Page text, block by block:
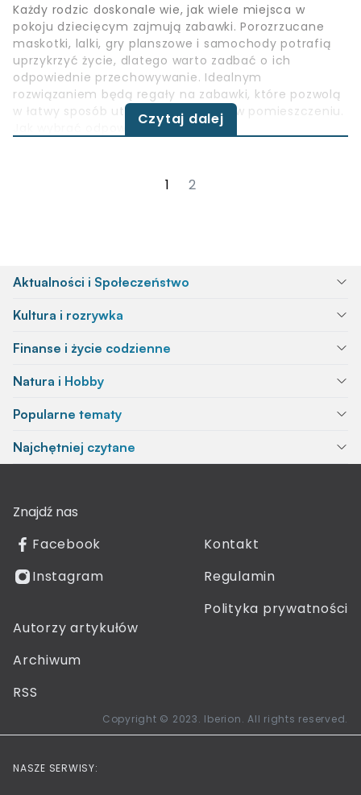
Każdy rodzic doskonale wie, jak wiele miejsca w
pokoju dziecięcym zajmują zabawki. Porozrzucane
maskotki, lalki, gry planszowe i samochody potrafią
uprzykrzyć życie, dlatego warto zadbać o ich
odpowiednie przechowywanie. Idealnym
rozwiązaniem będą regały na zabawki, które pozwolą
w łatwy sposób utrzymać porządek w pomieszczeniu.
Jak wybrać odpowiedni mebel?
Czytaj dalej
1 2
Aktualności i Społeczeństwo
Kultura i rozrywka
Finanse i życie codzienne
Natura i Hobby
Popularne tematy
Najchętniej czytane
Znajdź nas
Facebook
Instagram
Kontakt
Regulamin
Polityka prywatności
Autorzy artykułów
Archiwum
RSS
Copyright © 2023. Iberion. All rights reserved.
NASZE SERWISY: